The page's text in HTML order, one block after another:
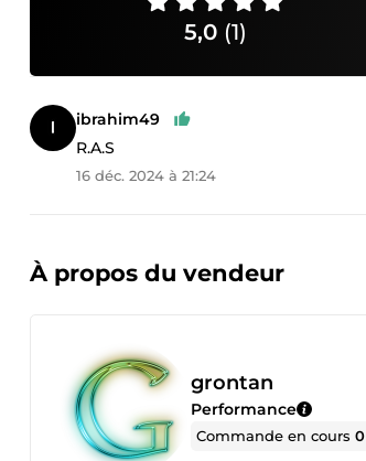
5,0 (1)
ibrahim49
R.A.S
16 déc. 2024 à 21:24
À propos du vendeur
grontan
Performance
Commande en cours0